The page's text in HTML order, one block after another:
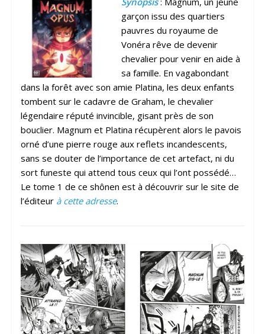
garçon issu des quartiers
pauvres du royaume de
Vonéra rêve de devenir
chevalier pour venir en aide à
sa famille. En vagabondant
dans la forêt avec son amie Platina, les deux enfants
tombent sur le cadavre de Graham, le chevalier
légendaire réputé invincible, gisant près de son
bouclier. Magnum et Platina récupèrent alors le pavois
orné d’une pierre rouge aux reflets incandescents,
sans se douter de l’importance de cet artefact, ni du
sort funeste qui attend tous ceux qui l’ont possédé…
Le tome 1 de ce shônen est à découvrir sur le site de
l’éditeur à cette adresse.